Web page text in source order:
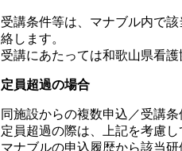
受講条件等は、マナブル内で
絡します。
受講にあたっては和歌山県看護
定員超過の場合
同施設からの複数申込／受講
定員超過の際は、上記を考慮
マナブルの申込履歴から該当